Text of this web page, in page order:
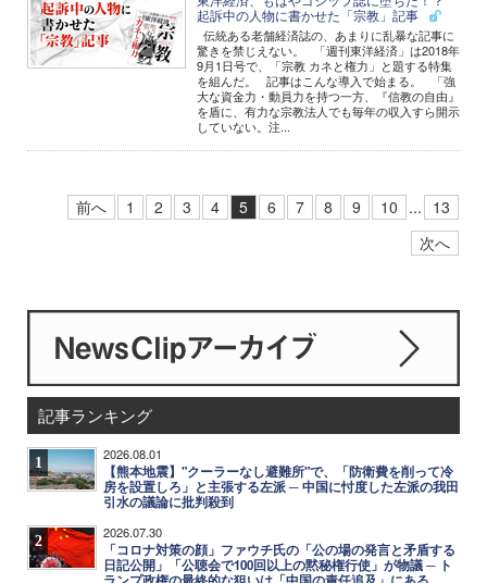
起訴中の人物に書かせた「宗教」記事
伝統ある老舗経済誌の、あまりに乱暴な記事に
驚きを禁じえない。 「週刊東洋経済」は2018年
9月1日号で、「宗教 カネと権力」と題する特集
を組んだ。 記事はこんな導入で始まる。 「強
大な資金力・動員力を持つ一方、『信教の自由』
を盾に、有力な宗教法人でも毎年の収入すら開示
していない。注...
前へ 1 2 3 4 5 6 7 8 9 10 ... 13
次へ
記事ランキング
1 2026.08.01
【熊本地震】"クーラーなし避難所"で、「防衛費を削って冷
房を設置しろ」と主張する左派 ─ 中国に忖度した左派の我田
引水の議論に批判殺到
2 2026.07.30
「コロナ対策の顔」ファウチ氏の「公の場の発言と矛盾する
日記公開」「公聴会で100回以上の黙秘権行使」が物議 ─ ト